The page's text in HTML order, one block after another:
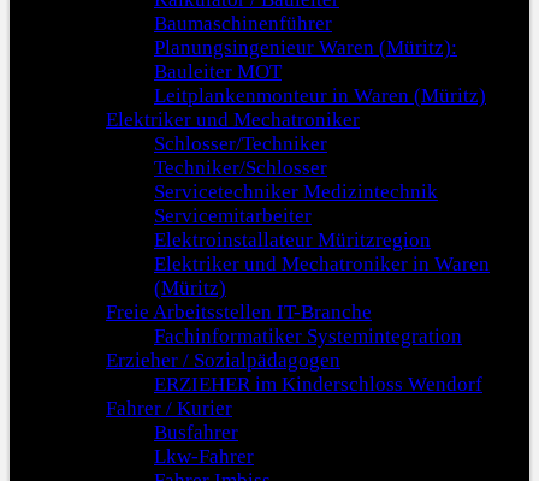
Baumaschinenführer
Planungsingenieur Waren (Müritz):
Bauleiter MOT
Leitplankenmonteur in Waren (Müritz)
Elektriker und Mechatroniker
Schlosser/Techniker
Techniker/Schlosser
Servicetechniker Medizintechnik
Servicemitarbeiter
Elektroinstallateur Müritzregion
Elektriker und Mechatroniker in Waren
(Müritz)
Freie Arbeitsstellen IT-Branche
Fachinformatiker Systemintegration
Erzieher / Sozialpädagogen
ERZIEHER im Kinderschloss Wendorf
Fahrer / Kurier
Busfahrer
Lkw-Fahrer